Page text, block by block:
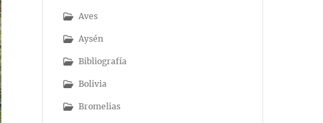
Aves
Aysén
Bibliografía
Bolivia
Bromelias